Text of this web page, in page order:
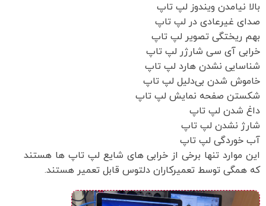
بالا نیامدن ویندوز لپ تاپ
صدای غیرعادی در لپ تاپ
بهم ریختگی تصویر لپ تاپ
خرابی آی سی شارژر لپ تاپ
شناسایی نشدن هارد لپ تاپ
خاموش شدن بی‌دلیل لپ تاپ
شکستن صفحه نمایش لپ تاپ
داغ شدن لپ تاپ
شارژ نشدن لپ تاپ
آب خوردگی لپ تاپ
این موارد تنها برخی از خرابی های شایع لپ تاپ ها هستند
که همگی توسط تعمیرکاران دلتوس قابل تعمیر هستند.